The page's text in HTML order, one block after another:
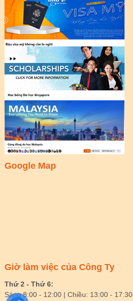
Google Map
Giờ làm việc của Công Ty
Thứ 2 - Thứ 6:
Sáng 8:00 - 12:00 | Chiều: 13:00 - 17:30